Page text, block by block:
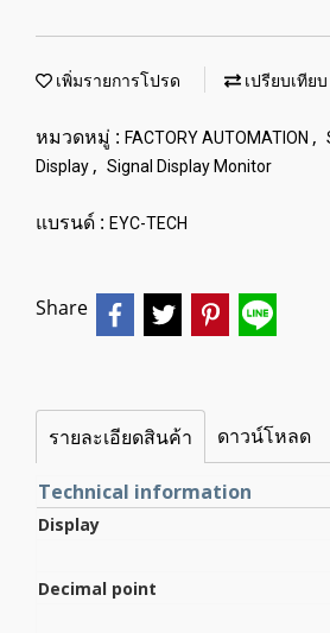
เพิ่มรายการโปรด เปรียบเทียบ
หมวดหมู่ : FACTORY AUTOMATION ,
Display , Signal Display Monitor
แบรนด์ : EYC-TECH
Share
รายละเอียดสินค้า ดาวน์โหลด
Technical information
Display
Decimal point